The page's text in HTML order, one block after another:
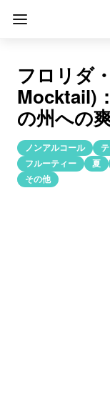
フロリダ
Mocktail)
の州への
ノンアルコール
フルーティー
夏
その他